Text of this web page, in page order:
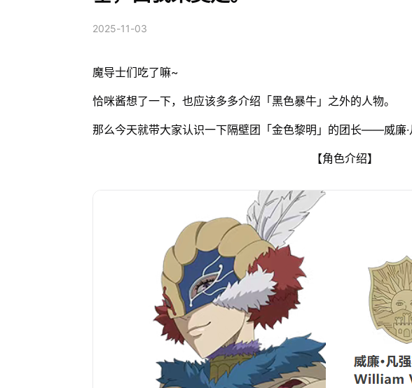
2025-11-03
魔导士们吃了嘛~
恰咪酱想了一下，也应该多多介绍「黑色暴牛」之外的人物。
那么今天就带大家认识一下隔壁团「金色黎明」的团长——威廉·
【角色介绍】